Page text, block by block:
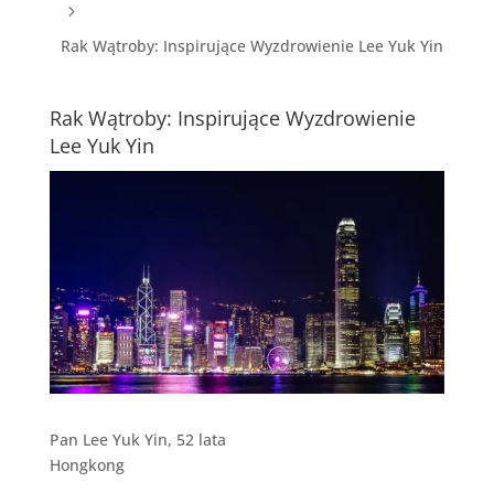
5
Rak Wątroby: Inspirujące Wyzdrowienie Lee Yuk Yin
Rak Wątroby: Inspirujące Wyzdrowienie
Lee Yuk Yin
Pan Lee Yuk Yin, 52 lata
Hongkong